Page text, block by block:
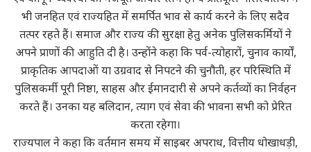
भी जनहित एवं राज्यहित में समर्पित भाव से कार्य करने के लिए सदैव
तत्पर रहते हैं। समाज और राज्य की सुरक्षा हेतु अनेक पुलिसकर्मियों ने
अपने प्राणों की आहुति दी है। उन्होंने कहा कि पर्व-त्योहारों, चुनाव कार्यों,
प्राकृतिक आपदाओं या उग्रवाद से निपटने की चुनौती, हर परिस्थिति में
पुलिसकर्मी पूरी निष्ठा, साहस और ईमानदारी से अपने कर्तव्यों का निर्वहन
करते हैं। उनका यह बलिदान, त्याग एवं सेवा की भावना सभी को प्रेरित
करता रहेगा।
राज्यपाल ने कहा कि वर्तमान समय में साइबर अपराध, वित्तीय धोखाधड़ी,